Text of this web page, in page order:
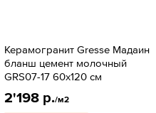
Керамогранит Gresse Мадаин
бланш цемент молочный
GRS07-17 60х120 см
2'198 р./м2